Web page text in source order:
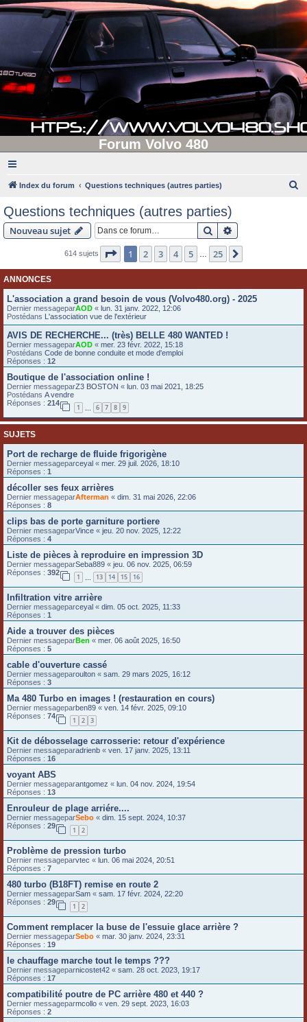
Forum Volvo 480
Index du forum Questions techniques (autres parties)
Questions techniques (autres parties)
Nouveau sujet Rechercher
614 sujets Page 1sur25
1 2 3 4 5 25
ANNONCES
L'association a grand besoin de vous (Volvo480.org) - 2025
Dernier messageparAOD « lun. 31 janv. 2022, 12:06
Postédans L'association vue de l'extérieur
AVIS DE RECHERCHE... (très) BELLE 480 WANTED !
Dernier messageparAOD « mer. 23 févr. 2022, 15:18
Postédans Code de bonne conduite et mode d'emploi
Réponses : 12
Boutique de l'association online !
Dernier messageparZ3 BOSTON « lun. 03 mai 2021, 18:25
Postédans A vendre
Réponses : 214
1 … 6 7 8 9
SUJETS
Port de recharge de fluide frigorigène
Dernier messageparceyal « mer. 29 juil. 2026, 18:10
Réponses : 1
décoller ses feux arrières
Dernier messageparAfterman « dim. 31 mai 2026, 22:06
Réponses : 8
clips bas de porte garniture portiere
Dernier messageparVince « jeu. 20 nov. 2025, 12:22
Réponses : 4
Liste de pièces à reproduire en impression 3D
Dernier messageparSeba889 « jeu. 06 nov. 2025, 06:59
Réponses : 392
1 … 13 14 15 16
Infiltration vitre arrière
Dernier messageparceyal « dim. 05 oct. 2025, 11:33
Réponses : 1
Aide a trouver des pièces
Dernier messageparBen « mer. 06 août 2025, 16:50
Réponses : 5
cable d'ouverture cassé
Dernier messageparoulton « sam. 29 mars 2025, 16:12
Réponses : 3
Ma 480 Turbo en images ! (restauration en cours)
Dernier messageparben89 « ven. 14 févr. 2025, 09:10
Réponses : 74
1 2 3
Kit de débosselage carrosserie: retour d'expérience
Dernier messageparadrienb « ven. 17 janv. 2025, 13:11
Réponses : 16
voyant ABS
Dernier messageparantgomez « lun. 04 nov. 2024, 19:54
Réponses : 13
Enrouleur de plage arriére....
Dernier messageparSebo « dim. 15 sept. 2024, 10:37
Réponses : 29
1 2
Problème de pression turbo
Dernier messageparvtec « lun. 06 mai 2024, 20:51
Réponses : 7
480 turbo (B18FT) remise en route 2
Dernier messageparSam « sam. 17 févr. 2024, 22:20
Réponses : 29
1 2
Comment remplacer la buse de l'essuie glace arrière ?
Dernier messageparSebo « mar. 30 janv. 2024, 23:31
Réponses : 19
le chauffage marche tout le temps ???
Dernier messageparnicostet42 « sam. 28 oct. 2023, 19:17
Réponses : 17
compatibilité poutre de PC arrière 480 et 440 ?
Dernier messageparmcollo « ven. 29 sept. 2023, 16:03
Réponses : 2